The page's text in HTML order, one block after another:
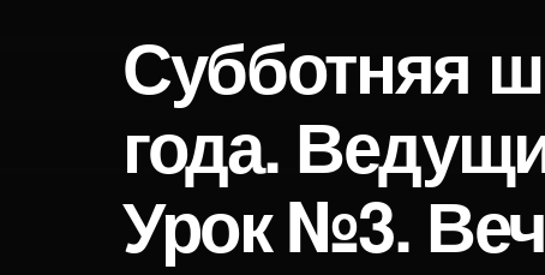
Субботняя
года.
Урок №3.